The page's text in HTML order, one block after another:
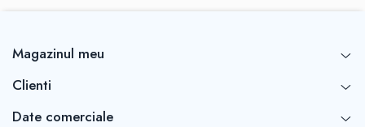
Magazinul meu
Clienti
Date comerciale